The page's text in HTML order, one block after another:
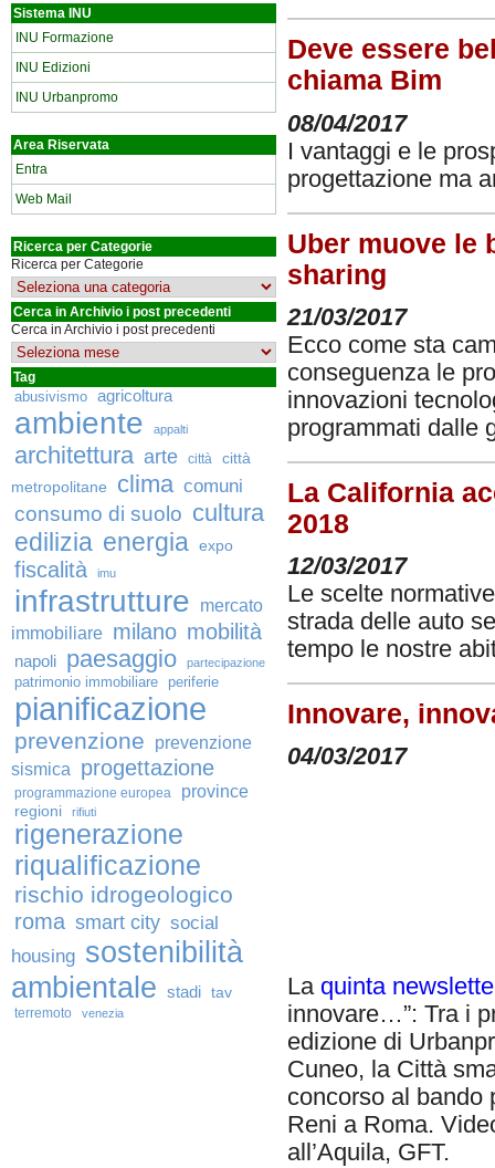
Sistema INU
INU Formazione
INU Edizioni
INU Urbanpromo
Area Riservata
Entra
Web Mail
Ricerca per Categorie
Ricerca per Categorie
Cerca in Archivio i post precedenti
Cerca in Archivio i post precedenti
Tag
abusivismo agricoltura
ambiente appalti
architettura arte città
città
metropolitane
clima comuni
consumo di suolo cultura
edilizia energia expo
fiscalità imu
infrastrutture
mercato
immobiliare milano mobilità
napoli paesaggio partecipazione
patrimonio immobiliare periferie
pianificazione
prevenzione
prevenzione
sismica
progettazione
programmazione europea province
regioni rifiuti
rigenerazione
riqualificazione
rischio idrogeologico
roma smart city social
housing sostenibilità
ambientale stadi tav
terremoto venezia
Deve essere
chiama Bim
08/04/2017
I vantaggi e le
progettazione ma
Uber muove le
sharing
21/03/2017
Ecco come sta
conseguenza le
innovazioni
programmati dalle
La California
2018
12/03/2017
Le scelte
strada delle auto
tempo le nostre
Innovare,
04/03/2017
La quinta
innovare…”: Tra i
edizione di
Cuneo, la Città
concorso al bando
Reni a Roma.
all’Aquila, GFT.